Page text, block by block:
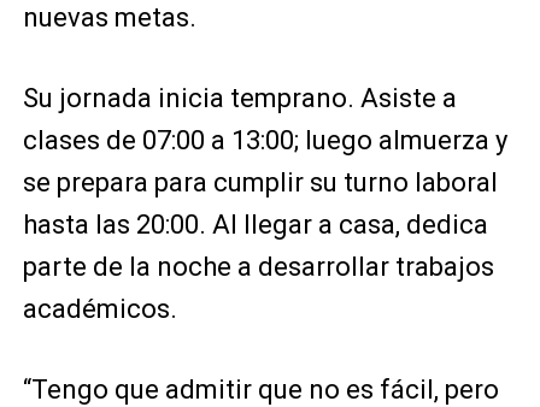
nuevas metas.
Su jornada inicia temprano. Asiste a
clases de 07:00 a 13:00; luego almuerza y
se prepara para cumplir su turno laboral
hasta las 20:00. Al llegar a casa, dedica
parte de la noche a desarrollar trabajos
académicos.
“Tengo que admitir que no es fácil, pero